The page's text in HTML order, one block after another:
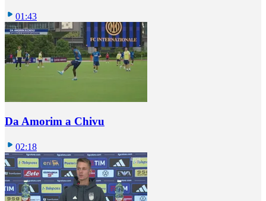
01:43
Da Amorim a Chivu
02:18